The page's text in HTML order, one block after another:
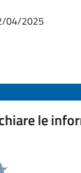
04/2025
le
pagina